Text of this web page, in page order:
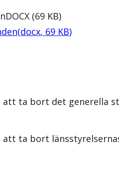
DOCX (69 KB)
(docx, 69 KB)
ta bort det generella
ta bort